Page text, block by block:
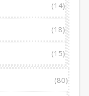
(14)
(18)
(15)
(80)